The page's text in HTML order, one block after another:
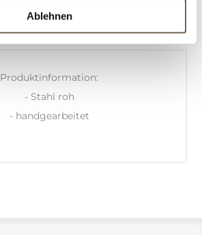
Ablehnen
OFFERTANFRAGE
Produktinformation:
- Stahl roh
- handgearbeitet